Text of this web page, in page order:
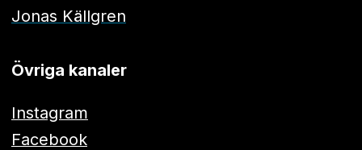
Jonas Källgren
Övriga kanaler
Instagram
Facebook